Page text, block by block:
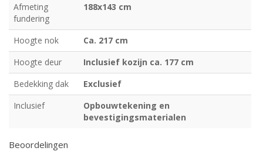
Afmeting
fundering
188x143 cm
Hoogte nok
Ca. 217 cm
Hoogte deur
Inclusief kozijn ca. 177 cm
Bedekking dak
Exclusief
Inclusief
Opbouwtekening en
bevestigingsmaterialen
Beoordelingen